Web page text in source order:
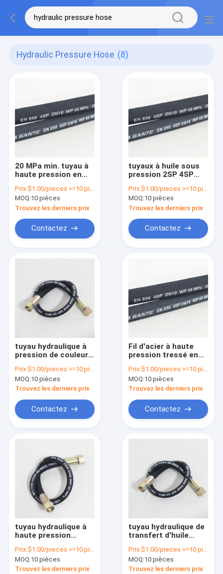
Hydraulic Pressure Hose (8)
20 MPa min. tuyau à
haute pression en
applications
hydrauliques
Prix:$1.00/pieces >=10 pieces
MOQ:10 pièces
Trouvez les derniers prix
Contactez
tuyaux à huile sous
pression 2SP 4SP
caoutchouc
hydraulique Ventes
avec normes et
matériaux
Prix:$1.00/pieces >=10 pieces
MOQ:10 pièces
Trouvez les derniers prix
Contactez
tuyau hydraulique à
pression de couleur
pour haute pression
de travail
Prix:$1.00/pieces >=10 pieces
MOQ:10 pièces
Trouvez les derniers prix
Contactez
Fil d'acier à haute
pression tressé en
hydraulique résistant
à la corrosion
Prix:$1.00/pieces >=10 pieces
MOQ:10 pièces
Trouvez les derniers prix
Contactez
tuyau hydraulique à
haute pression
2SN 4SP avec
surface lisse et type
de colis
Prix:$1.00/pieces >=10 pieces
MOQ:10 pièces
Trouvez les derniers prix
tuyau hydraulique de
transfert d'huile
à haute pression
avec matériau en
caoutchouc
Prix:$1.00/pieces >=10 pieces
MOQ:10 pièces
Trouvez les derniers prix